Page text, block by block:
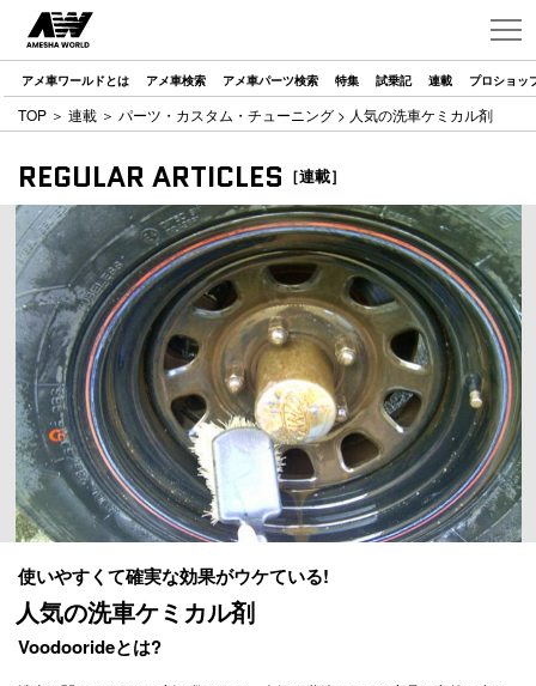
アメ車ワールドとは アメ車検索 アメ車パーツ検索 特集 試乗記 連載 プロショッ
TOP ＞ 連載 ＞ パーツ・カスタム・チューニング > 人気の洗車ケミカル剤
REGULAR ARTICLES ［連載］
使いやすくて確実な効果がウケている!
人気の洗車ケミカル剤
Voodoorideとは?